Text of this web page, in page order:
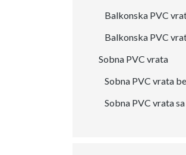
Balkonska PVC
Balkonska PVC
Sobna PVC vrata
Sobna PVC vrata
Sobna PVC vrata